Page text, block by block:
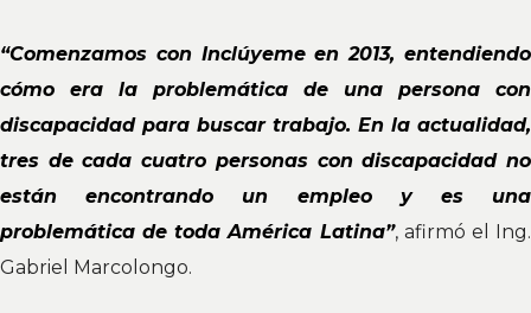
“Comenzamos con Inclúyeme en 2013, entendiendo
cómo era la problemática de una persona con
discapacidad para buscar trabajo. En la actualidad,
tres de cada cuatro personas con discapacidad no
están encontrando un empleo y es una
problemática de toda América Latina”, afirmó el Ing.
Gabriel Marcolongo.